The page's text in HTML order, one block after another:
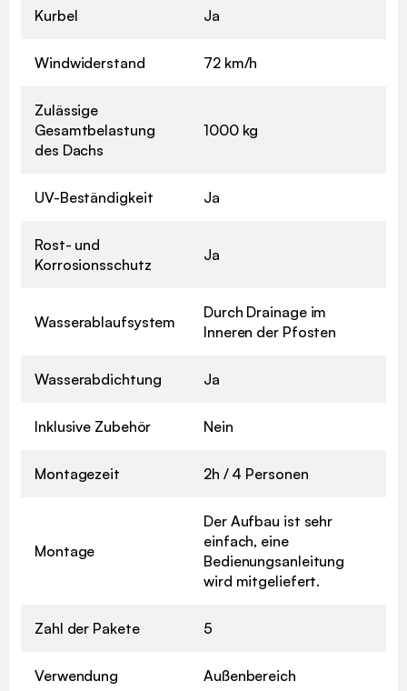
Kurbel Ja
Windwiderstand 72 km/h
Zulässige
Gesamtbelastung
des Dachs
1000 kg
UV-Beständigkeit Ja
Rost- und
Korrosionsschutz
Ja
Wasserablaufsystem
Durch Drainage im
Inneren der Pfosten
Wasserabdichtung Ja
Inklusive Zubehör Nein
Montagezeit 2h / 4 Personen
Montage
Der Aufbau ist sehr
einfach, eine
Bedienungsanleitung
wird mitgeliefert.
Zahl der Pakete 5
Verwendung Außenbereich